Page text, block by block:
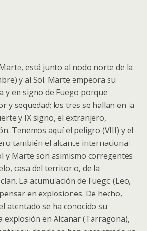
está junto al nodo norte de la
y al Sol. Marte empeora su
y en signo de Fuego porque
y sequedad; los tres se hallan en la
y IX signo, el extranjero,
Tenemos aquí el peligro (VIII) y el
también el alcance internacional
y Marte son asimismo corregentes
casa del territorio, de la
La acumulación de Fuego (Leo,
en explosiones. De hecho,
atentado se ha conocido su
explosión en Alcanar (Tarragona),